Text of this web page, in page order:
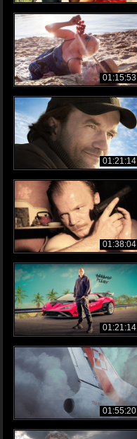
01:15:53
01:21:14
01:38:04
01:21:14
01:55:20